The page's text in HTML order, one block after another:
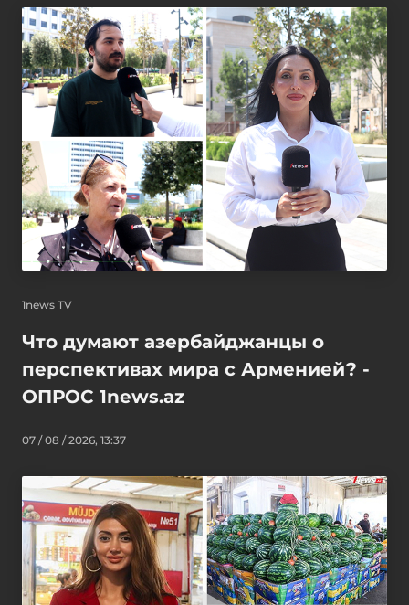
1news TV
Что думают азербайджанцы о
перспективах мира с Арменией? -
ОПРОС 1news.az
07 / 08 / 2026, 13:37